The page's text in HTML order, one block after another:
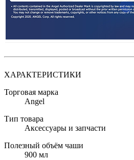
ХАРАКТЕРИСТИКИ
Торговая марка
Angel
Тип товара
Аксессуары и запчасти
Полезный объём чаши
900 мл